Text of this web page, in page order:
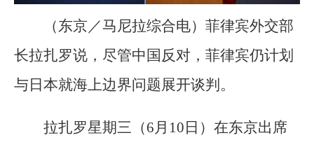
（东京／马尼拉综合电）菲律宾外交部
长拉扎罗说，尽管中国反对，菲律宾仍计划
与日本就海上边界问题展开谈判。
拉扎罗星期三（6月10日）在东京出席